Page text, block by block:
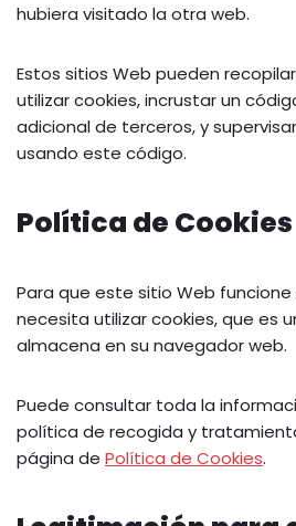
hubiera visitado la otra web.
Estos sitios Web pueden
utilizar cookies, incrustar un
adicional de terceros, y
usando este código.
Política de Cookies
Para que este sitio Web
necesita utilizar cookies, que es
almacena en su navegador web.
Puede consultar toda la
política de recogida y
página de Política de Cookies.